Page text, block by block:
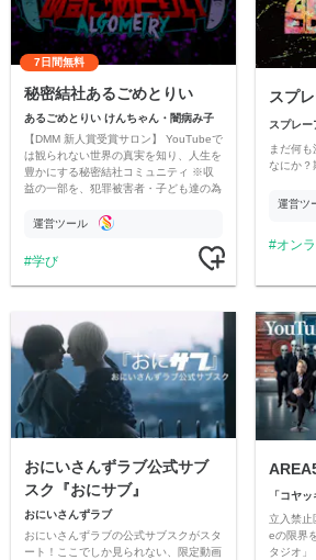
7日間無料
秘密結社あるごめとりい
あるごめとりい けんちゃん・闇病み子
【DMM 新人賞受賞サロン】 YouTubeで
は観られない世界の真実を知り、人生を
豊かにする秘密結社コミュニティ ※収
益の一部を、犯罪被害者・子ども達の為
す運営ツール
学び
スプ
スプレー
まだ何
なにか？
運営ツ
オン
おにいさんずラブ公式サブ
スク『おにサブ』
おにいさんずラブ
おにいさんずラブの公式サブスクがスタ
ート！ここでしか見られない、限定動画
立入禁止
eの限界
タジオ」